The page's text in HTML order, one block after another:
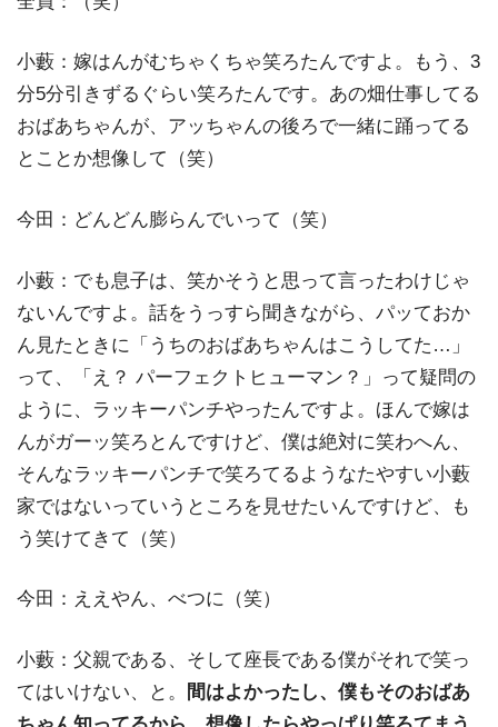
小藪：嫁はんがむちゃくちゃ笑ろたんですよ。もう、3
分5分引きずるぐらい笑ろたんです。あの畑仕事してる
おばあちゃんが、アッちゃんの後ろで一緒に踊ってる
とことか想像して（笑）
今田：どんどん膨らんでいって（笑）
小藪：でも息子は、笑かそうと思って言ったわけじゃ
ないんですよ。話をうっすら聞きながら、パッておか
ん見たときに「うちのおばあちゃんはこうしてた…」
って、「え？ パーフェクトヒューマン？」って疑問の
ように、ラッキーパンチやったんですよ。ほんで嫁は
んがガーッ笑ろとんですけど、僕は絶対に笑わへん、
そんなラッキーパンチで笑ろてるようなたやすい小藪
家ではないっていうところを見せたいんですけど、も
う笑けてきて（笑）
今田：ええやん、べつに（笑）
小藪：父親である、そして座長である僕がそれで笑っ
てはいけない、と。
間はよかったし、僕もそのおばあ